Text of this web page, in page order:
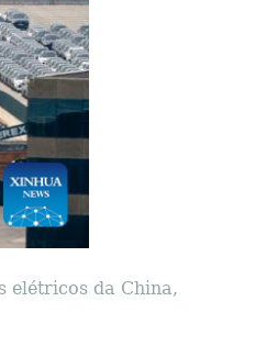
elétricos da China,